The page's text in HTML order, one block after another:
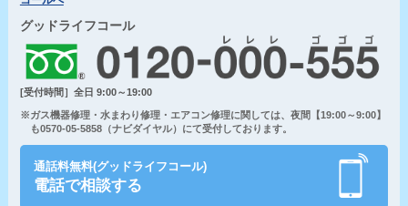
グッドライフコール
[受付時間］全日 9:00～19:00
※ガス機器修理・水まわり修理・エアコン修理に関しては、夜間【19:00～9:00】
も0570-05-5858（ナビダイヤル）にて受付しております。
通話料無料(グッドライフコール)
電話で相談する